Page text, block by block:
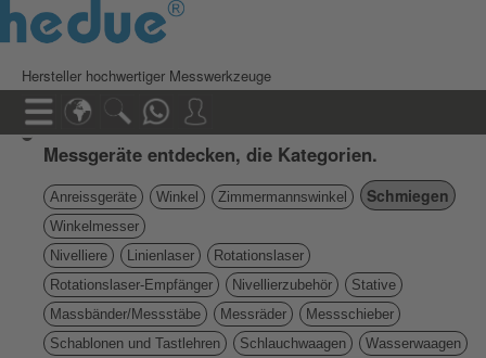
Hersteller hochwertiger Messwerkzeuge
Messgeräte entdecken, die Kategorien.
Anreissgeräte Winkel Zimmermannswinkel Schmiegen
Winkelmesser
Nivelliere
Linienlaser
Rotationslaser
Rotationslaser-Empfänger
Nivellierzubehör
Stative
Massbänder/Messstäbe
Messräder
Messschieber
Schablonen und Tastlehren
Schlauchwaagen
Wasserwaagen